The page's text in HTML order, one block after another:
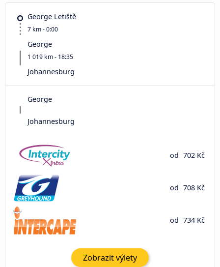
George Letiště
7 km - 0:00
George
1 019 km - 18:35
Johannesburg
George
Johannesburg
od 702 Kč
od 708 Kč
od 734 Kč
Zobrazit výlety